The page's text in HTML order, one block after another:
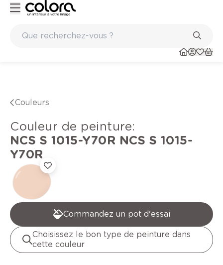
Couleurs
Couleur de peinture:
NCS S 1015-Y70R NCS S 1015-
Y70R
Commandez un pot d'essai
Choisissez le bon type de peinture dans
cette couleur